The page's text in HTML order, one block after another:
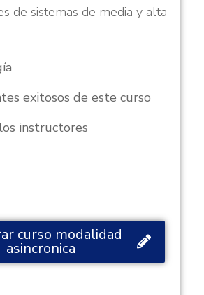
de sistemas de media y alta
exitosos de este curso
instructores
curso modalidad
asincronica